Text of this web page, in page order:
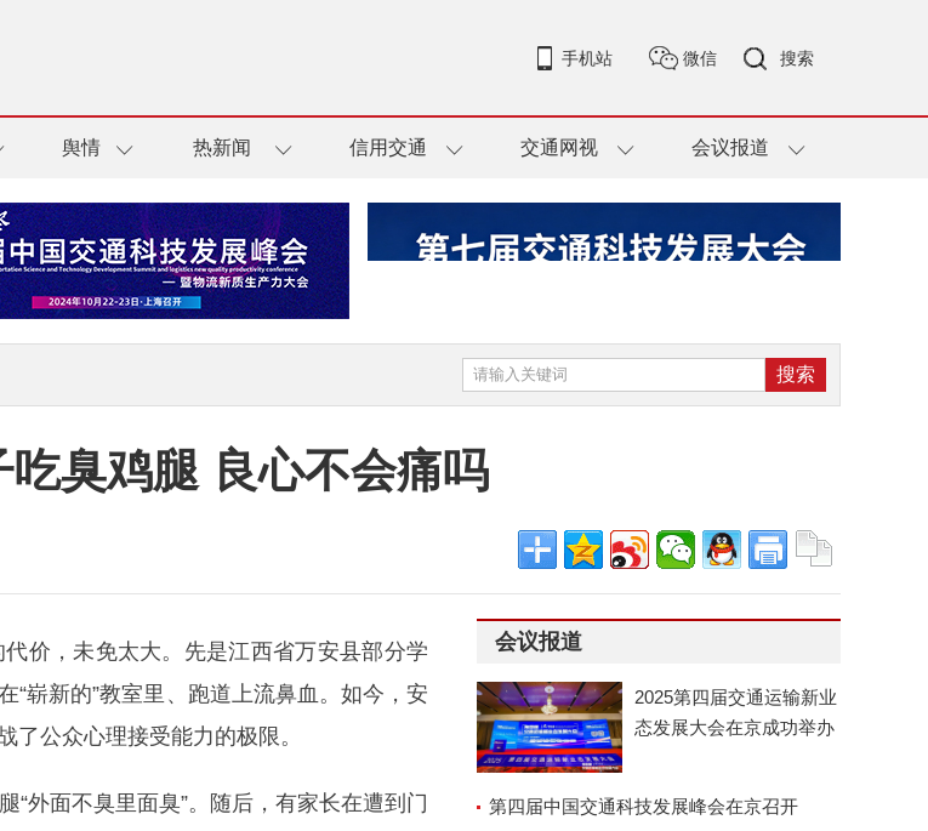
手机站 微信 搜索
舆情 热新闻 信用交通 交通网视 会议报道
臭鸡腿 良心不会痛吗
价，未免太大。先是江西省万安县部分学
崭新的”教室里、跑道上流鼻血。如今，安
公众心理接受能力的极限。
外面不臭里面臭”。随后，有家长在遭到门
会议报道
2025第四届交通运输新业
态发展大会在京成功举办
第四届中国交通科技发展峰会在京召开